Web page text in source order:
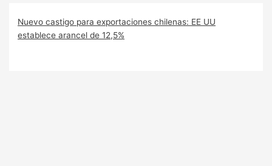
Nuevo castigo para exportaciones chilenas: EE UU
establece arancel de 12,5%